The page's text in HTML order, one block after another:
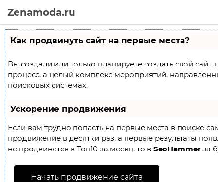
Zenamoda.ru
Как продвинуть сайт на первые места?
Вы создали или только планируете создать свой
процесс, а целый комплекс мероприятий,
поисковых системах.
Ускорение продвижения
Если вам трудно попасть на первые места в поиске
продвижение в десятки раз, а первые результаты
не продвинется в Топ10 за месяц, то в SeoHammer за
Начать продвижение сайта